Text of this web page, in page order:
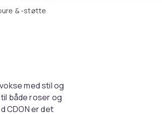
& -støtte
med stil og
både roser og
CDON er det